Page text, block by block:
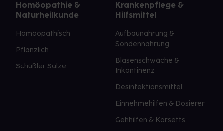
Homöopathie &
Naturheilkunde
Homöopathisch
Pflanzlich
Schüßler Salze
Krankenpflege &
Hilfsmittel
Aufbaunahrung &
Sondennahrung
Blasenschwäche &
Inkontinenz
Desinfektionsmittel
Einnehmehilfen & Dosierer
Gehhilfen & Korsetts